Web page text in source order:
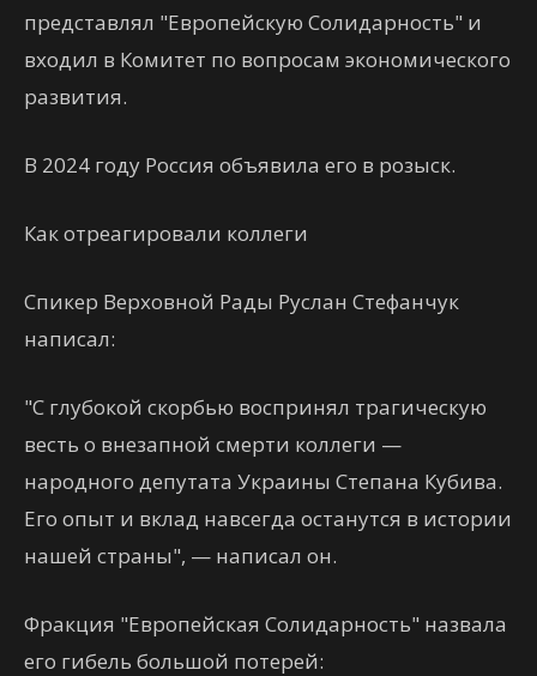
представлял "Европейскую Солидарность" и
входил в Комитет по вопросам экономического
развития.
В 2024 году Россия объявила его в розыск.
Как отреагировали коллеги
Спикер Верховной Рады Руслан Стефанчук
написал:
"С глубокой скорбью воспринял трагическую
весть о внезапной смерти коллеги —
народного депутата Украины Степана Кубива.
Его опыт и вклад навсегда останутся в истории
нашей страны", — написал он.
Фракция "Европейская Солидарность" назвала
его гибель большой потерей: